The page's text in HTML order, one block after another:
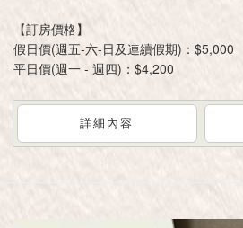
【訂房價格】
假日價(週五-六-日及連續假期)：$5,000
平日價(週一 - 週四)：$4,200
詳細內容